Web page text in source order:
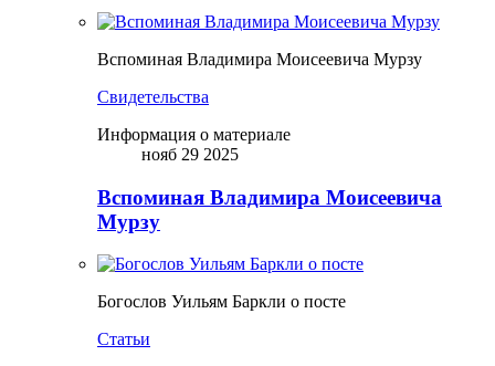
Вспоминая Владимира Моисеевича Мурзу
Свидетельства
Информация о материале
нояб 29 2025
Вспоминая Владимира Моисеевича
Мурзу
Богослов Уильям Баркли о посте
Статьи